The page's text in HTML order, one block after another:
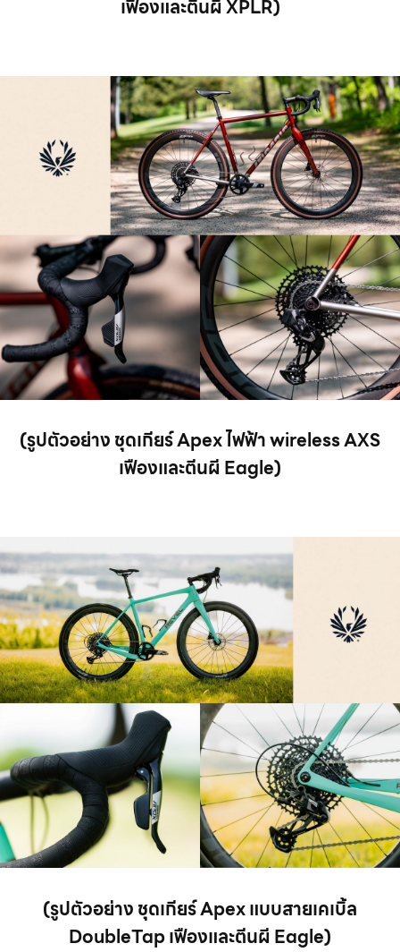
เฟืองและตีนผี XPLR)
(รูปตัวอย่าง ชุดเกียร์ Apex ไฟฟ้า wireless AXS
เฟืองและตีนผี Eagle)
(รูปตัวอย่าง ชุดเกียร์ Apex แบบสายเคเบิ้ล
DoubleTap เฟืองและตีนผี Eagle)